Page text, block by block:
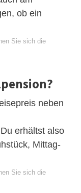
ob ein
Sie sich die
neben
erhältst also
Mittag-
Sie sich die